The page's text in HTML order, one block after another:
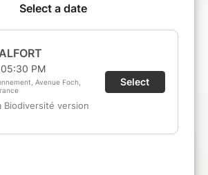
restitution & débrief &
territoriales un paiement
possible, contactez :